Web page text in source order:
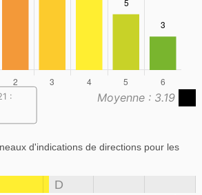
Moyenne : 3.19
:
d'indications de directions pour les
D